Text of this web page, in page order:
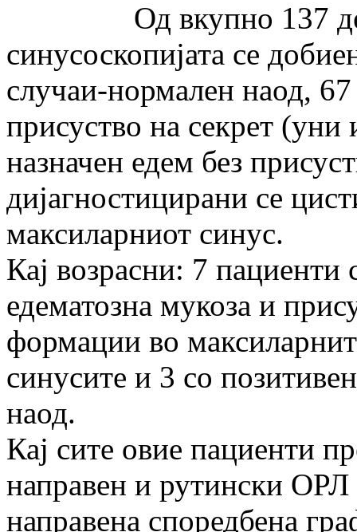
Од вкупно 137 деца
синусоскопијата се
случаи-нормален наод,
присуство на секрет (уни
назначен едем без
дијагностицирани се
максиларниот синус.
Кај возрасни: 7
едематозна мукоза и
формации во
синусите и 3 со
наод.
Кај сите овие пациенти
направен и рутински ОРЛ
направена споредбена